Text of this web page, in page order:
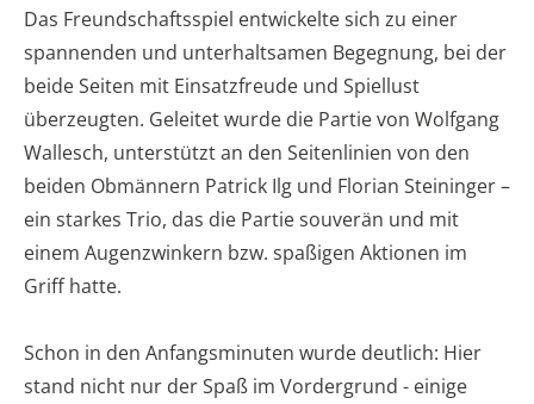
Das Freundschaftsspiel entwickelte sich zu einer
spannenden und unterhaltsamen Begegnung, bei der
beide Seiten mit Einsatzfreude und Spiellust
überzeugten. Geleitet wurde die Partie von Wolfgang
Wallesch, unterstützt an den Seitenlinien von den
beiden Obmännern Patrick Ilg und Florian Steininger –
ein starkes Trio, das die Partie souverän und mit
einem Augenzwinkern bzw. spaßigen Aktionen im
Griff hatte.
Schon in den Anfangsminuten wurde deutlich: Hier
stand nicht nur der Spaß im Vordergrund - einige